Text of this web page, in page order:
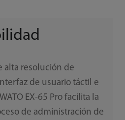
alta resolución de
de usuario táctil e
EX-65 Pro facilita la
de administración de